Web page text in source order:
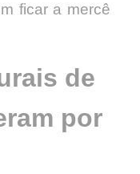
ficar a mercê
de
por